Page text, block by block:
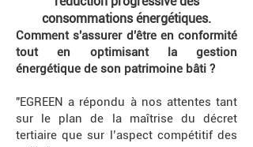
consommations énergétiques.
Comment s'assurer d'être en conformité
tout en optimisant la gestion
énergétique de son patrimoine bâti ?
"EGREEN a répondu à nos attentes tant
sur le plan de la maîtrise du décret
tertiaire que sur l’aspect compétitif des